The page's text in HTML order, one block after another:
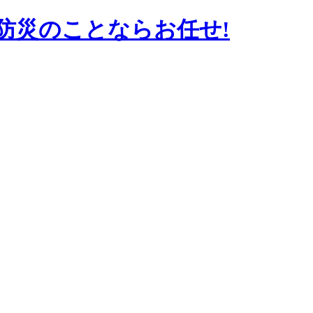
災のことならお任せ!